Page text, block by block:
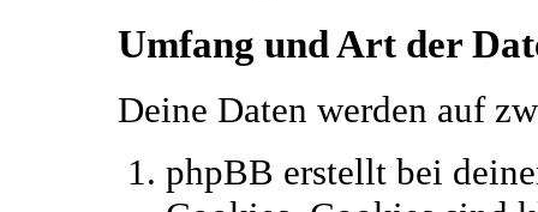
Umfang und Art der
Deine Daten werden auf
phpBB erstellt bei